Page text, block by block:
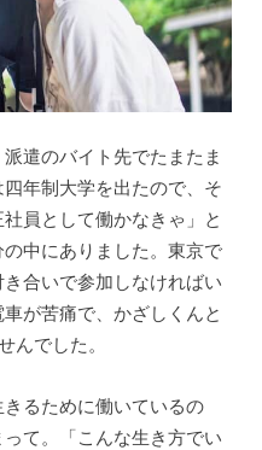
遣のバイト先でたまたま
年制大学を出たので、そ
員として働かなきゃ」と
中にありました。東京で
合いで参加しなければい
が苦痛で、かざしくんと
んでした。
るために働いているの
て。「こんな生き方でい